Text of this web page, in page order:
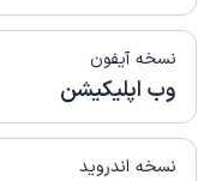
نسخه آیفون
وب اپلیکیشن
نسخه اندروید